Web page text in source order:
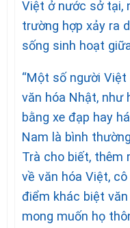
Việt ở nước sở tại,
trường hợp xảy ra
sống sinh hoạt
“Một số người
văn hóa Nhật, như
bằng xe đạp hay
Nam là bình
Trà cho biết, thêm
về văn hóa Việt,
điểm khác biệt
mong muốn họ